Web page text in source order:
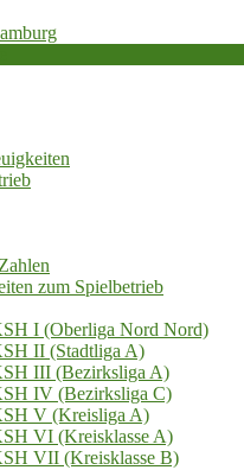
Hamburg
zum Spielbetrieb
I (Oberliga Nord Nord)
II (Stadtliga A)
III (Bezirksliga A)
IV (Bezirksliga C)
V (Kreisliga A)
VI (Kreisklasse A)
VII (Kreisklasse B)